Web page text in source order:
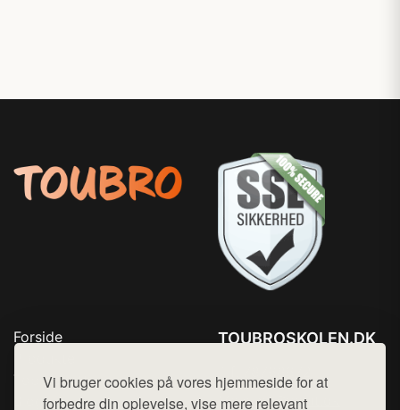
Vi bruger cookies på vores hjemmeside for at
forbedre din oplevelse, vise mere relevant
Forside
Top Rabatter
Blog
TOUBROSKOLEN.DK
Mail: hej@want.dk